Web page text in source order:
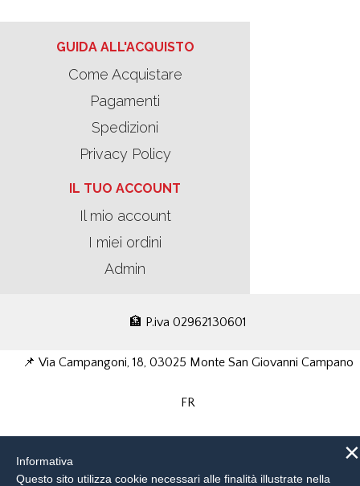
GUIDA ALL'ACQUISTO
Come Acquistare
Pagamenti
Spedizioni
Privacy Policy
IL TUO ACCOUNT
Il mio account
I miei ordini
Admin
🏦 P.iva 02962130601
📌 Via Campangoni, 18, 03025 Monte San Giovanni Campano
FR
×
Informativa
Questo sito utilizza cookie necessari alle finalità illustrate nella